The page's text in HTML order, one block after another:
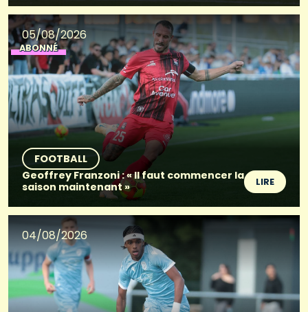
05/08/2026
ABONNÉ
FOOTBALL
Geoffrey Franzoni : « Il faut commencer la
saison maintenant »
LIRE
04/08/2026